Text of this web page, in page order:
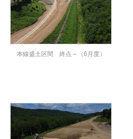
本線盛土区間 終点～（6月度）